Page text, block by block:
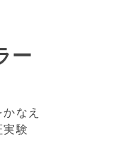
ー
なえ
実験